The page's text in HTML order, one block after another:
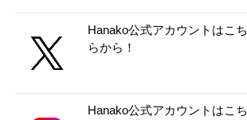
Hanako公式アカウントはこち
らから！
Hanako公式アカウントはこち